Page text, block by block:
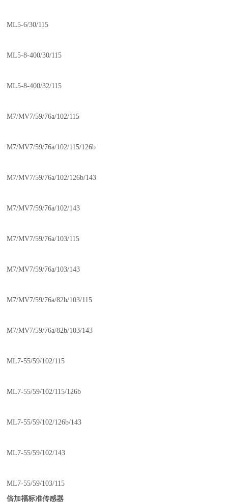
ML5-6/30/115
ML5-8-400/30/115
ML5-8-400/32/115
M7/MV7/59/76a/102/115
M7/MV7/59/76a/102/115/126b
M7/MV7/59/76a/102/126b/143
M7/MV7/59/76a/102/143
M7/MV7/59/76a/103/115
M7/MV7/59/76a/103/143
M7/MV7/59/76a/82b/103/115
M7/MV7/59/76a/82b/103/143
ML7-55/59/102/115
ML7-55/59/102/115/126b
ML7-55/59/102/126b/143
ML7-55/59/102/143
ML7-55/59/103/115
倍加福标准传感器